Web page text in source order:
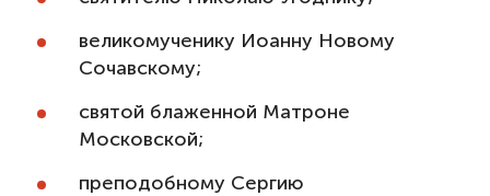
великомученику Иоанну Новому
Сочавскому;
святой блаженной Матроне
Московской;
преподобному Сергию